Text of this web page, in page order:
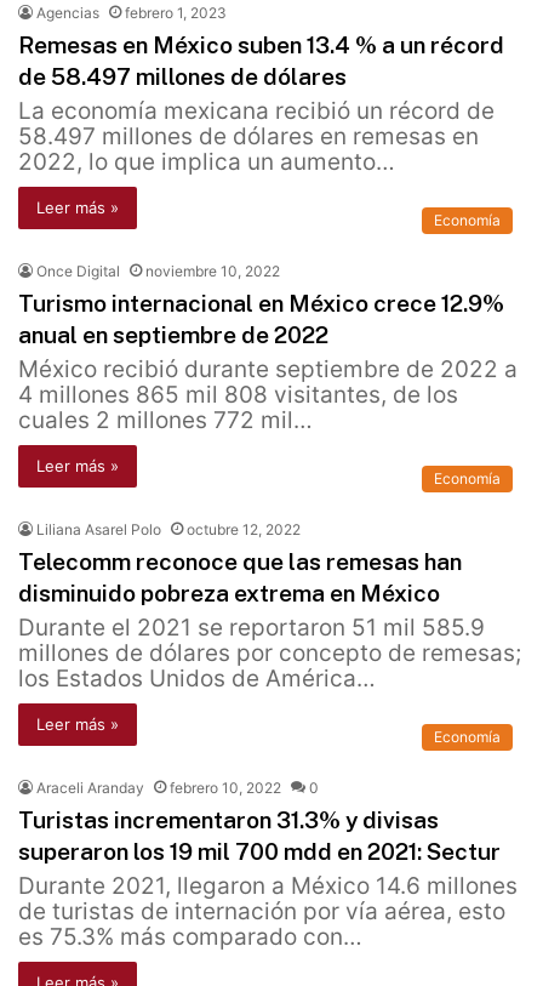
Agencias febrero 1, 2023
Remesas en México suben 13.4 % a un récord
de 58.497 millones de dólares
La economía mexicana recibió un récord de
58.497 millones de dólares en remesas en
2022, lo que implica un aumento…
Leer más »
Economía
Once Digital noviembre 10, 2022
Turismo internacional en México crece 12.9%
anual en septiembre de 2022
México recibió durante septiembre de 2022 a
4 millones 865 mil 808 visitantes, de los
cuales 2 millones 772 mil…
Leer más »
Economía
Liliana Asarel Polo octubre 12, 2022
Telecomm reconoce que las remesas han
disminuido pobreza extrema en México
Durante el 2021 se reportaron 51 mil 585.9
millones de dólares por concepto de remesas;
los Estados Unidos de América…
Leer más »
Economía
Araceli Aranday febrero 10, 2022 0
Turistas incrementaron 31.3% y divisas
superaron los 19 mil 700 mdd en 2021: Sectur
Durante 2021, llegaron a México 14.6 millones
de turistas de internación por vía aérea, esto
es 75.3% más comparado con…